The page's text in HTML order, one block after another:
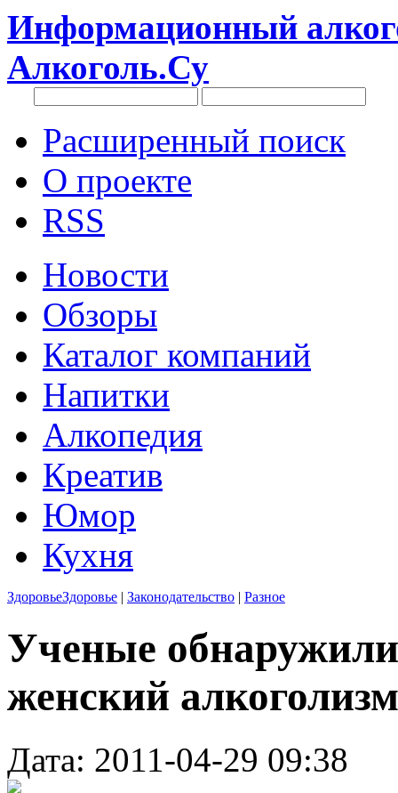
Информационный
Алкоголь.Су
Расширенный поиск
О проекте
RSS
Новости
Обзоры
Каталог компаний
Напитки
Алкопедия
Креатив
Юмор
Кухня
ЗдоровьеЗдоровье | Законодательство | Разное
Ученые
женский алкоголизм
Дата: 2011-04-29 09:38